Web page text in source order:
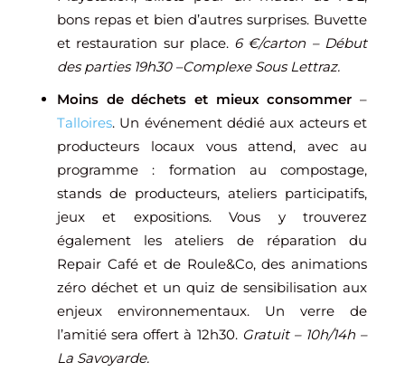
bons repas et bien d’autres surprises. Buvette
et restauration sur place. 6 €/carton – Début
des parties 19h30 –Complexe Sous Lettraz.
Moins de déchets et mieux consommer –
Talloires. Un événement dédié aux acteurs et
producteurs locaux vous attend, avec au
programme : formation au compostage,
stands de producteurs, ateliers participatifs,
jeux et expositions. Vous y trouverez
également les ateliers de réparation du
Repair Café et de Roule&Co, des animations
zéro déchet et un quiz de sensibilisation aux
enjeux environnementaux. Un verre de
l’amitié sera offert à 12h30. Gratuit – 10h/14h –
La Savoyarde.